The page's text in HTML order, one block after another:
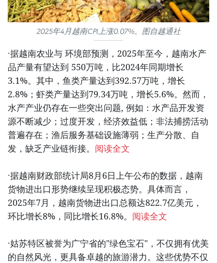
2025年4月越南CPI上涨0.07%。图自越通社
·据越南农业与 环境部预测，2025年至今，越南水产
品产量有望达到 550万吨，比2024年同期增长
3.1%。其中，鱼类产量达到392.57万吨，增长
2.8%；虾类产量达到79.34万吨，增长5.6%。然而，
水产产业仍存在一些突出问题, 例如：水产品开发资
源不断减少；过度开发，经济效益低；非法捕捞活动
普遍存在；渔后服务基础设施薄弱；生产分散、自
发，缺乏产业链衔接。 阅读全文
·据越南财政部统计局8月6日上午公布的数据，越南
货物进出口形势继续呈现积极态势。具体而言，
2025年7月，越南货物进出口总额达822.7亿美元，
环比增长8%，同比增长16.8%。 阅读全文
·姑苏特区被誉为广宁省的"绿色宝石"，不仅拥有优美
的自然风光，更具备卓越的旅游潜力。这些优势不仅